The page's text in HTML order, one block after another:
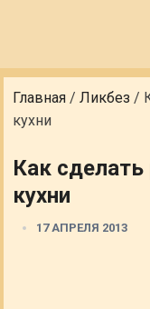
Главная /Ликбез /
кухни
Как
кухни
17 АПРЕЛЯ 2013